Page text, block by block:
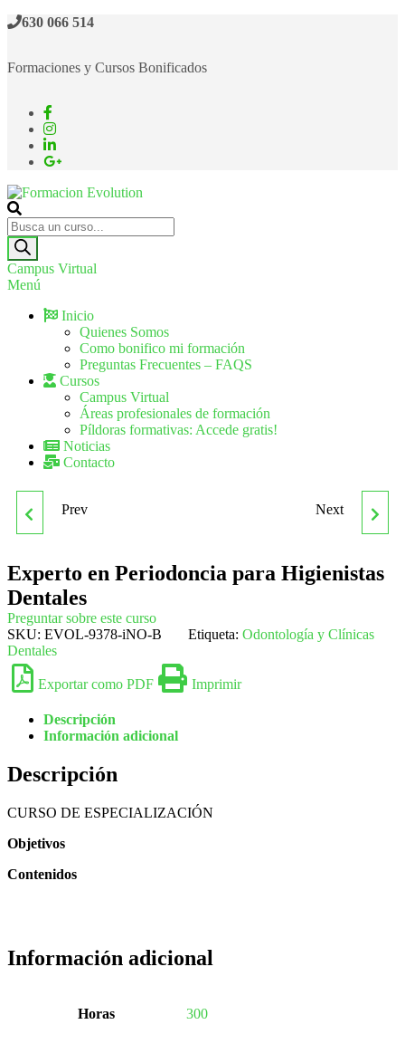
630 066 514
Formaciones y Cursos Bonificados
Formacion Evolution
Cursos de formación continua
Campus Virtual
Menú
Inicio
Quienes Somos
Como bonifico mi formación
Preguntas Frecuentes – FAQS
Cursos
Campus Virtual
Áreas profesionales de formación
Píldoras formativas: Accede gratis!
Noticias
Contacto
TECNOLOGÍAS DE LOS
ALIMENTOS EN
COLECTIVIDADES
(HOSPITALES-
RESIDENCIAS-
COLEGIOS-COMEDORES
Prev
PREVENCIÓN EN LA
TERCERA EDAD PARA
Next
Experto en Periodoncia para Higienistas
Dentales
Preguntar sobre este curso
SKU: EVOL-9378-iNO-B Etiqueta: Odontología y Clínicas
Dentales
Exportar como PDF Imprimir
Descripción
Información adicional
Descripción
CURSO DE ESPECIALIZACIÓN
Objetivos
Contenidos
Información adicional
Horas 300